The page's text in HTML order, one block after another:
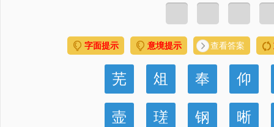
字面提示 意境提示 查看答案
芜 俎 奉 仰
壸 瑳 钢 晰